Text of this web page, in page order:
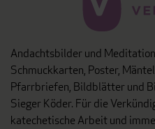
Andachtsbilder und
Schmuckkarten, Poster,
Pfarrbriefen, Bildblätter und
Sieger Köder. Für die
katechetische Arbeit und